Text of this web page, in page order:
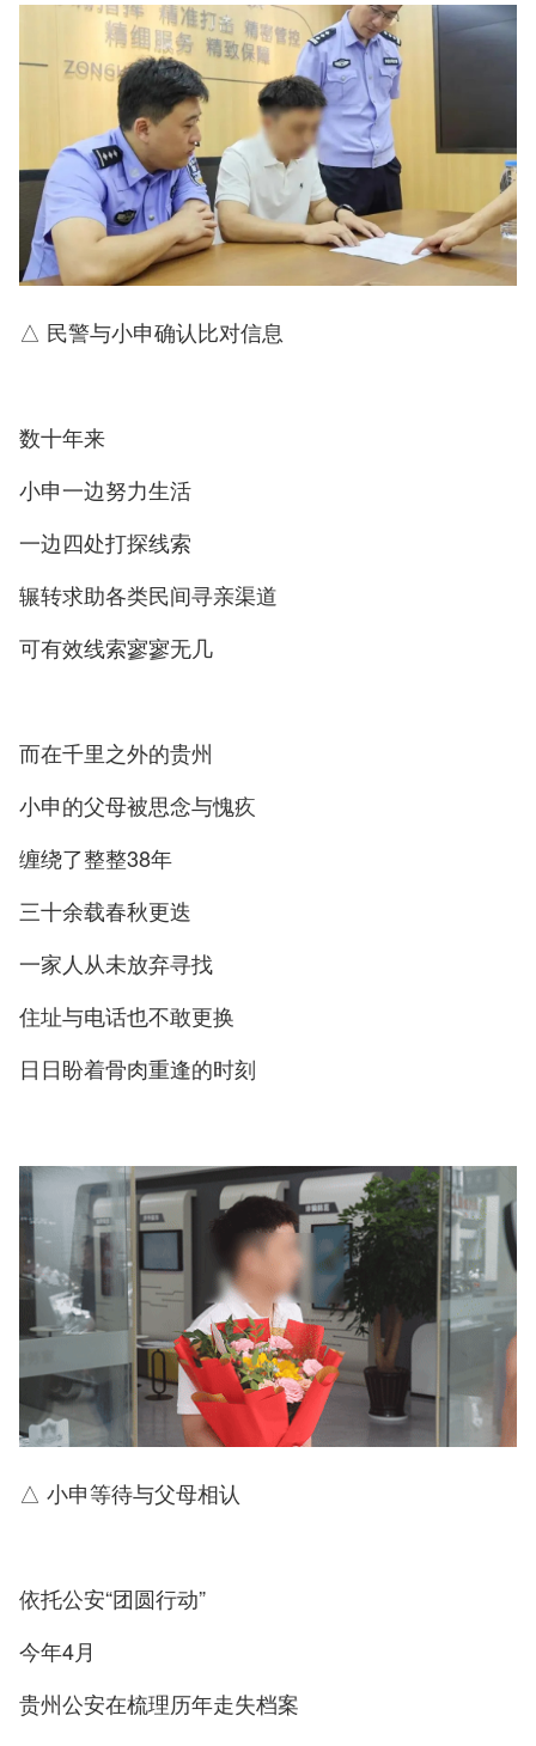
△ 民警与小申确认比对信息
数十年来
小申一边努力生活
一边四处打探线索
辗转求助各类民间寻亲渠道
可有效线索寥寥无几
而在千里之外的贵州
小申的父母被思念与愧疚
缠绕了整整38年
三十余载春秋更迭
一家人从未放弃寻找
住址与电话也不敢更换
日日盼着骨肉重逢的时刻
△ 小申等待与父母相认
依托公安“团圆行动”
今年4月
贵州公安在梳理历年走失档案